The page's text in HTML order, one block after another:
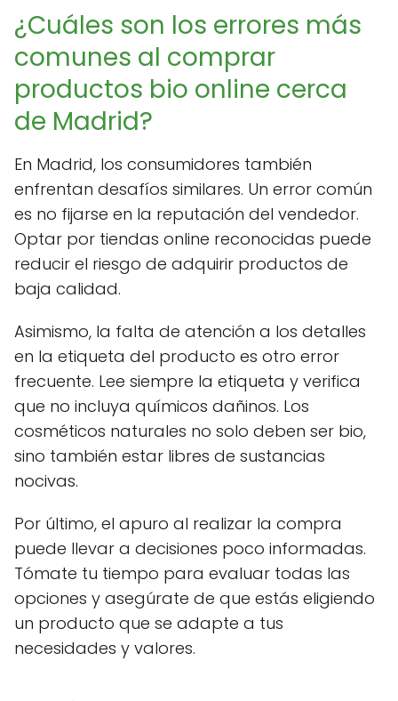
¿Cuáles son los errores más
comunes al comprar
productos bio online cerca
de Madrid?
En Madrid, los consumidores también
enfrentan desafíos similares. Un error común
es no fijarse en la reputación del vendedor.
Optar por tiendas online reconocidas puede
reducir el riesgo de adquirir productos de
baja calidad.
Asimismo, la falta de atención a los detalles
en la etiqueta del producto es otro error
frecuente. Lee siempre la etiqueta y verifica
que no incluya químicos dañinos. Los
cosméticos naturales no solo deben ser bio,
sino también estar libres de sustancias
nocivas.
Por último, el apuro al realizar la compra
puede llevar a decisiones poco informadas.
Tómate tu tiempo para evaluar todas las
opciones y asegúrate de que estás eligiendo
un producto que se adapte a tus
necesidades y valores.